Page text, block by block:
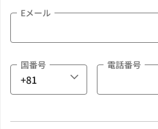
Eメール
国番号 電話番号